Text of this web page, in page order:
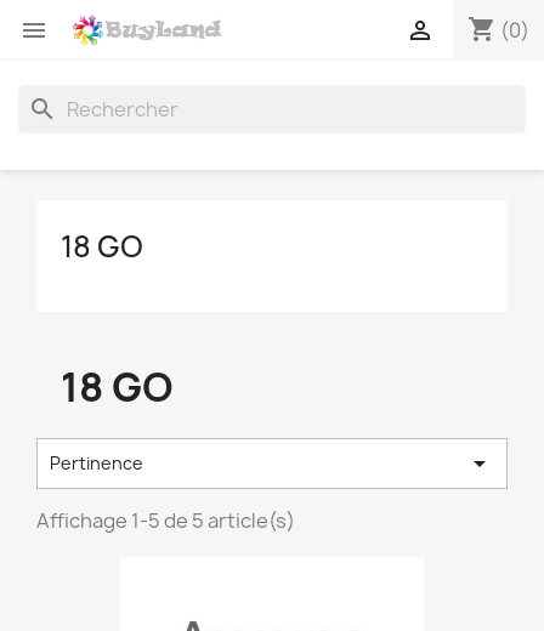
 shopping_cart (0)

search
18 GO
18 GO
Pertinence 
Affichage 1-5 de 5 article(s)